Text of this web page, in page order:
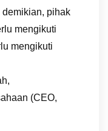
demikian, pihak
mengikuti
mengikuti
(CEO,